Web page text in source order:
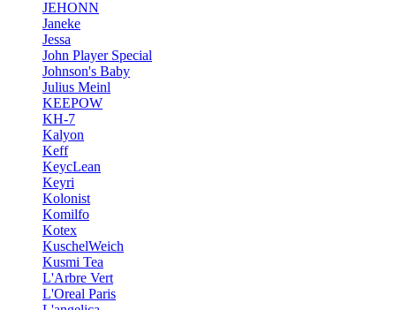
JEHONN
Janeke
Jessa
John Player Special
Johnson's Baby
Julius Meinl
KEEPOW
KH-7
Kalyon
Keff
KeycLean
Keyri
Kolonist
Komilfo
Kotex
KuschelWeich
Kusmi Tea
L'Arbre Vert
L'Oreal Paris